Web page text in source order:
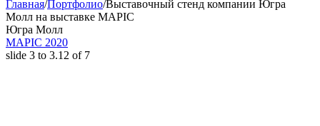
Главная/Портфолио/Выставочный стенд компании Югра
Молл на выставке MAPIC
Югра Молл
MAPIC 2020
slide 3 to 3.12 of 7